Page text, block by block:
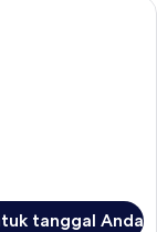
tanggal Anda